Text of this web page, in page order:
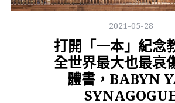
2021-05-28
打開「一本」紀念
全世界最大也最哀
體書，BABYN